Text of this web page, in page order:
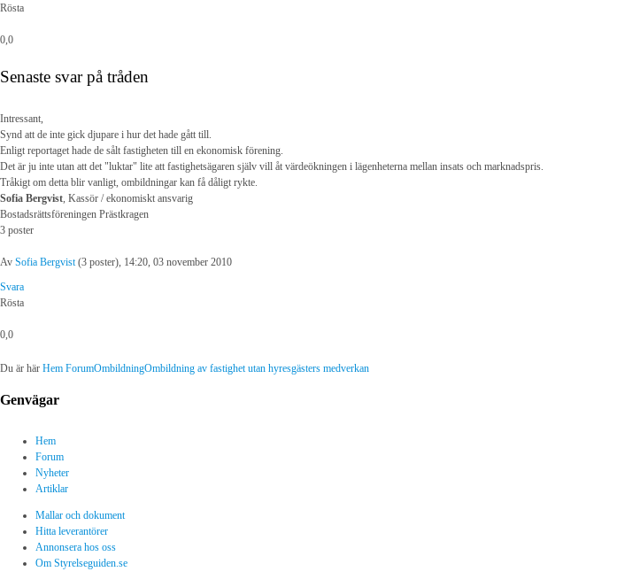
Rösta
0,0
Senaste svar på tråden
Intressant,
Synd att de inte gick djupare i hur det hade gått till.
Enligt reportaget hade de sålt fastigheten till en ekonomisk förening.
Det är ju inte utan att det "luktar" lite att fastighetsägaren själv vill åt värdeökningen i lägenheterna mellan insats och marknadspris.
Tråkigt om detta blir vanligt, ombildningar kan få dåligt rykte.
Sofia Bergvist, Kassör / ekonomiskt ansvarig
Bostadsrättsföreningen Prästkragen
3 poster
Av Sofia Bergvist(3 poster), 14:20, 03 november 2010
Svara
Rösta
0,0
Du är här Hem ForumOmbildningOmbildning av fastighet utan hyresgästers medverkan
Genvägar
Hem
Forum
Nyheter
Artiklar
Mallar och dokument
Hitta leverantörer
Annonsera hos oss
Om Styrelseguiden.se